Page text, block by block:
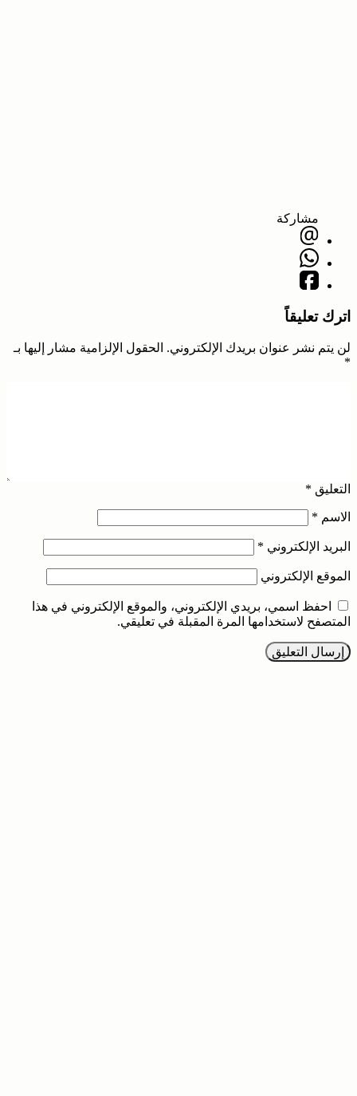
مشاركة
اترك تعليقاً
لن يتم نشر عنوان بريدك الإلكتروني. الحقول الإلزامية مشار إليها بـ
*
التعليق *
الاسم *
البريد الإلكتروني *
الموقع الإلكتروني
احفظ اسمي، بريدي الإلكتروني، والموقع الإلكتروني في هذا
المتصفح لاستخدامها المرة المقبلة في تعليقي.